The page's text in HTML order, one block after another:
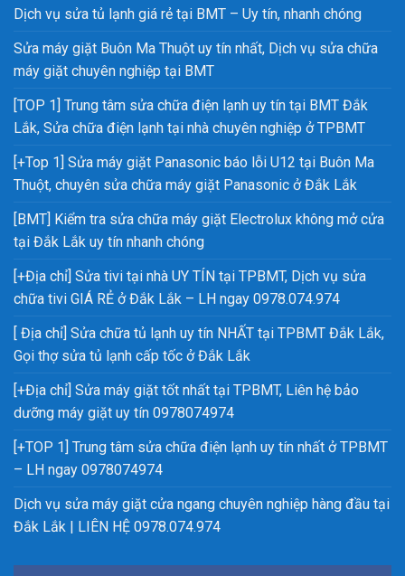
Dịch vụ sửa tủ lạnh giá rẻ tại BMT – Uy tín, nhanh chóng
Sửa máy giặt Buôn Ma Thuột uy tín nhất, Dịch vụ sửa chữa
máy giặt chuyên nghiệp tại BMT
[TOP 1] Trung tâm sửa chữa điện lạnh uy tín tại BMT Đắk
Lắk, Sửa chữa điện lạnh tại nhà chuyên nghiệp ở TPBMT
[+Top 1] Sửa máy giặt Panasonic báo lỗi U12 tại Buôn Ma
Thuột, chuyên sửa chữa máy giặt Panasonic ở Đắk Lắk
[BMT] Kiểm tra sửa chữa máy giặt Electrolux không mở cửa
tại Đắk Lắk uy tín nhanh chóng
[+Địa chỉ] Sửa tivi tại nhà UY TÍN tại TPBMT, Dịch vụ sửa
chữa tivi GIÁ RẺ ở Đắk Lắk – LH ngay 0978.074.974
[ Địa chỉ] Sửa chữa tủ lạnh uy tín NHẤT tại TPBMT Đắk Lắk,
Gọi thợ sửa tủ lạnh cấp tốc ở Đắk Lắk
[+Địa chỉ] Sửa máy giặt tốt nhất tại TPBMT, Liên hệ bảo
dưỡng máy giặt uy tín 0978074974
[+TOP 1] Trung tâm sửa chữa điện lạnh uy tín nhất ở TPBMT
– LH ngay 0978074974
Dịch vụ sửa máy giặt cửa ngang chuyên nghiệp hàng đầu tại
Đắk Lắk | LIÊN HỆ 0978.074.974